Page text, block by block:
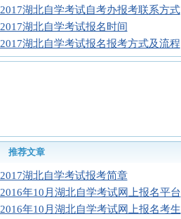
2017湖北自学考试自考办报考联系方式
2017湖北自学考试报名时间
2017湖北自学考试报名报考方式及流程
推荐文章
2017湖北自学考试报考简章
2016年10月湖北自学考试网上报名平台
2016年10月湖北自学考试网上报名考生